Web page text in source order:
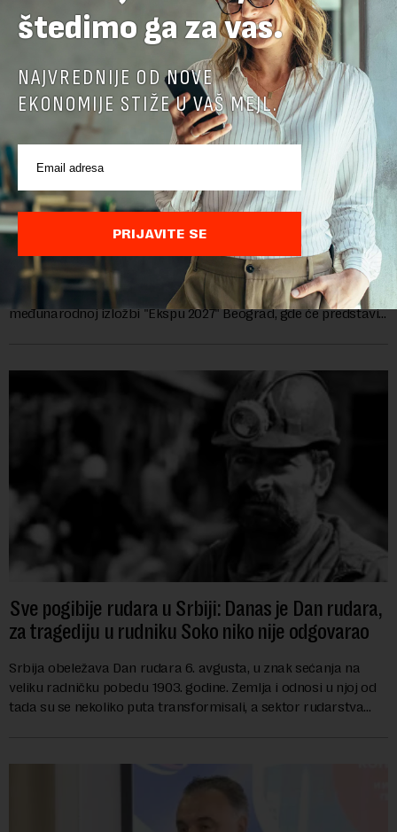
Papua Nova Gvineja potvrdila učešće na Ekspo
2027
Papua Nova Gvineja jedna je od 141 međunarodne učesnice
koje su do sada potvrdile učešće na specijalizovanoj
međunarodnoj izložbi "Ekspu 2027" Beograd, gde će predstaviti
Sve pogibije rudara u Srbiji: Danas je Dan rudara,
za tragediju u rudniku Soko niko nije odgovarao
Srbija obeležava Dan rudara 6. avgusta, u znak sećanja na
veliku radničku pobedu 1903. godine. Zemlja i odnosi u njoj od
tada su se nekoliko puta transformisali, a sektor rudarstva
štedimo ga za vas.
NAJVREDNIJE OD NOVE
EKONOMIJE STIŽE U VAŠ MEJL.
PRIJAVITE SE